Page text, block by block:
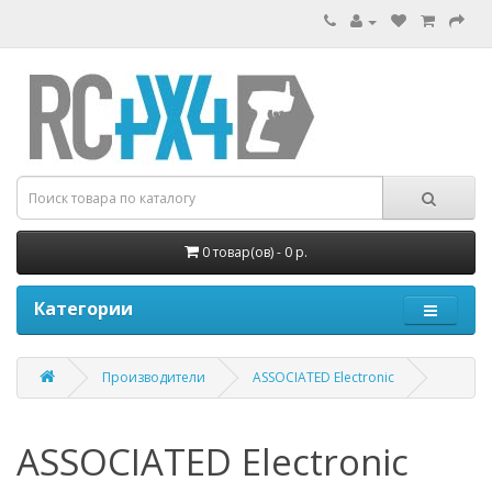
0 товар(ов) - 0 р.
Категории
Производители ASSOCIATED Electronic
ASSOCIATED Electronic